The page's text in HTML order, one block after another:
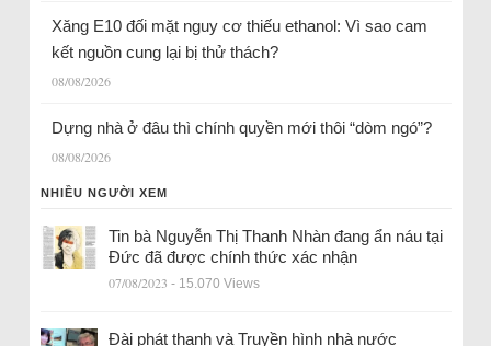
Xăng E10 đối mặt nguy cơ thiếu ethanol: Vì sao cam
kết nguồn cung lại bị thử thách?
08/08/2026
Dựng nhà ở đâu thì chính quyền mới thôi “dòm ngó”?
08/08/2026
NHIỀU NGƯỜI XEM
Tin bà Nguyễn Thị Thanh Nhàn đang ẩn náu tại
Đức đã được chính thức xác nhận
07/08/2023 - 15.070 Views
Đài phát thanh và Truyền hình nhà nước